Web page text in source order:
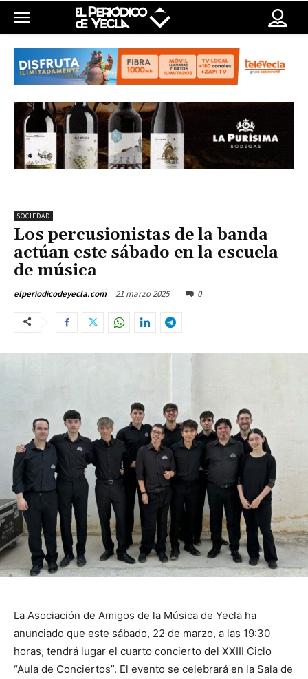
SOCIEDAD
Los percusionistas de la banda
actúan este sábado en la escuela
de música
elperiodicodeyecla.com 21 marzo 2025 0
La Asociación de Amigos de la Música de Yecla ha
anunciado que este sábado, 22 de marzo, a las 19:30
horas, tendrá lugar el cuarto concierto del XXIII Ciclo
“Aula de Conciertos”. El evento se celebrará en la Sala de